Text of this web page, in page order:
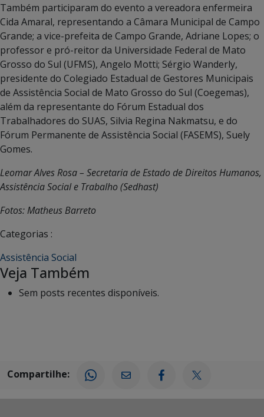
Também participaram do evento a vereadora enfermeira
Cida Amaral, representando a Câmara Municipal de Campo
Grande; a vice-prefeita de Campo Grande, Adriane Lopes; o
professor e pró-reitor da Universidade Federal de Mato
Grosso do Sul (UFMS), Angelo Motti; Sérgio Wanderly,
presidente do Colegiado Estadual de Gestores Municipais
de Assistência Social de Mato Grosso do Sul (Coegemas),
além da representante do Fórum Estadual dos
Trabalhadores do SUAS, Silvia Regina Nakmatsu, e do
Fórum Permanente de Assistência Social (FASEMS), Suely
Gomes.
Leomar Alves Rosa – Secretaria de Estado de Direitos Humanos,
Assistência Social e Trabalho (Sedhast)
Fotos: Matheus Barreto
Categorias :
Assistência Social
Veja Também
Sem posts recentes disponíveis.
Compartilhe: